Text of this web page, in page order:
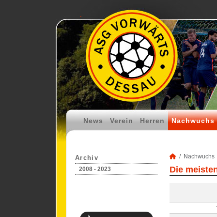
News Verein Herren Nachwuchs
Archiv
2008 - 2023
Nachwuchs
Die